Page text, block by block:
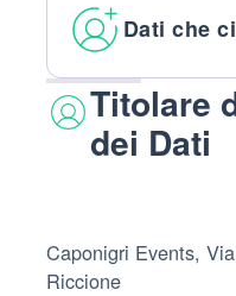
Dati che
Titolare
dei Dati
Caponigri Events,
Riccione